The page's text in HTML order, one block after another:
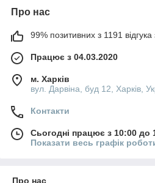
Про нас
99% позитивних з 1191 відгука
Працює з 04.03.2020
м. Харків
вул. Дарвіна, буд 12, Харків,
Контакти
Сьогодні працює з 10:00 до
Показати весь графік
Про нас